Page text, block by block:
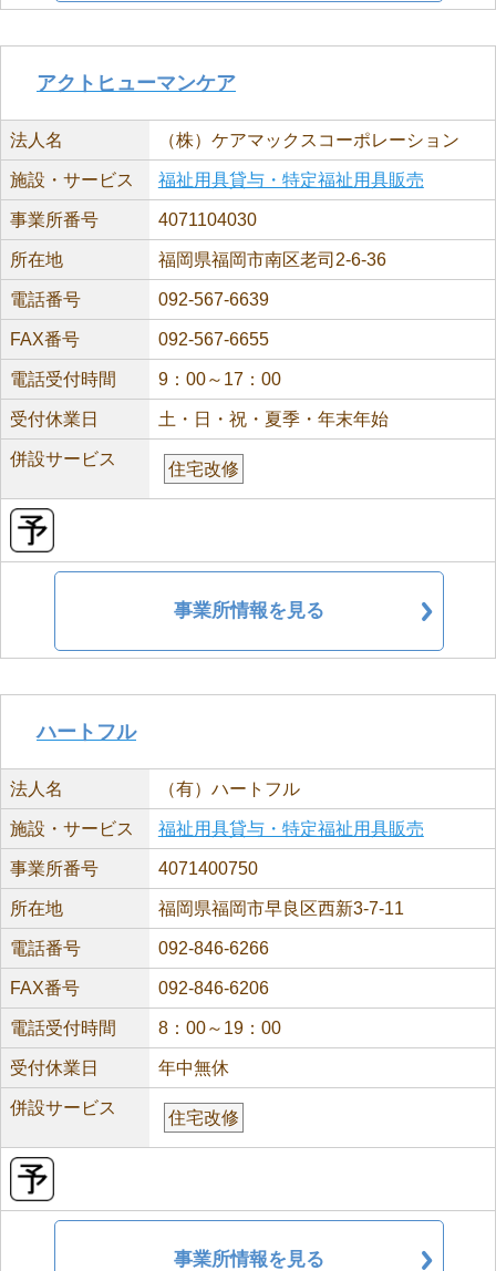
アクトヒューマンケア
法人名 （株）ケアマックスコーポレーション
施設・サービス 福祉用具貸与・特定福祉用具販売
事業所番号 4071104030
所在地 福岡県福岡市南区老司2-6-36
電話番号 092-567-6639
FAX番号 092-567-6655
電話受付時間 9：00～17：00
受付休業日 土・日・祝・夏季・年末年始
併設サービス
住宅改修
事業所情報を見る
ハートフル
法人名 （有）ハートフル
施設・サービス 福祉用具貸与・特定福祉用具販売
事業所番号 4071400750
所在地 福岡県福岡市早良区西新3-7-11
電話番号 092-846-6266
FAX番号 092-846-6206
電話受付時間 8：00～19：00
受付休業日 年中無休
併設サービス
住宅改修
事業所情報を見る